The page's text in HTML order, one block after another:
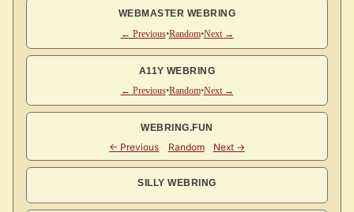
WEBMASTER WEBRING
← Previous•Random•Next →
A11Y WEBRING
← Previous•Random•Next →
WEBRING.FUN
SILLY WEBRING